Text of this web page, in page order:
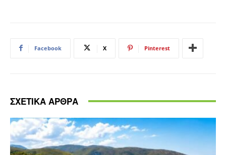
Facebook X Pinterest
ΣΧΕΤΙΚΑ ΑΡΘΡΑ